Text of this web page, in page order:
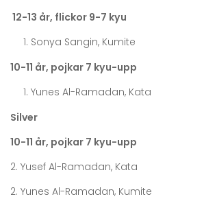
12-13 år, flickor 9-7 kyu
Sonya Sangin, Kumite
10-11 år, pojkar 7 kyu-upp
Yunes Al-Ramadan, Kata
Silver
10-11 år, pojkar 7 kyu-upp
2. Yusef Al-Ramadan, Kata
2. Yunes Al-Ramadan, Kumite